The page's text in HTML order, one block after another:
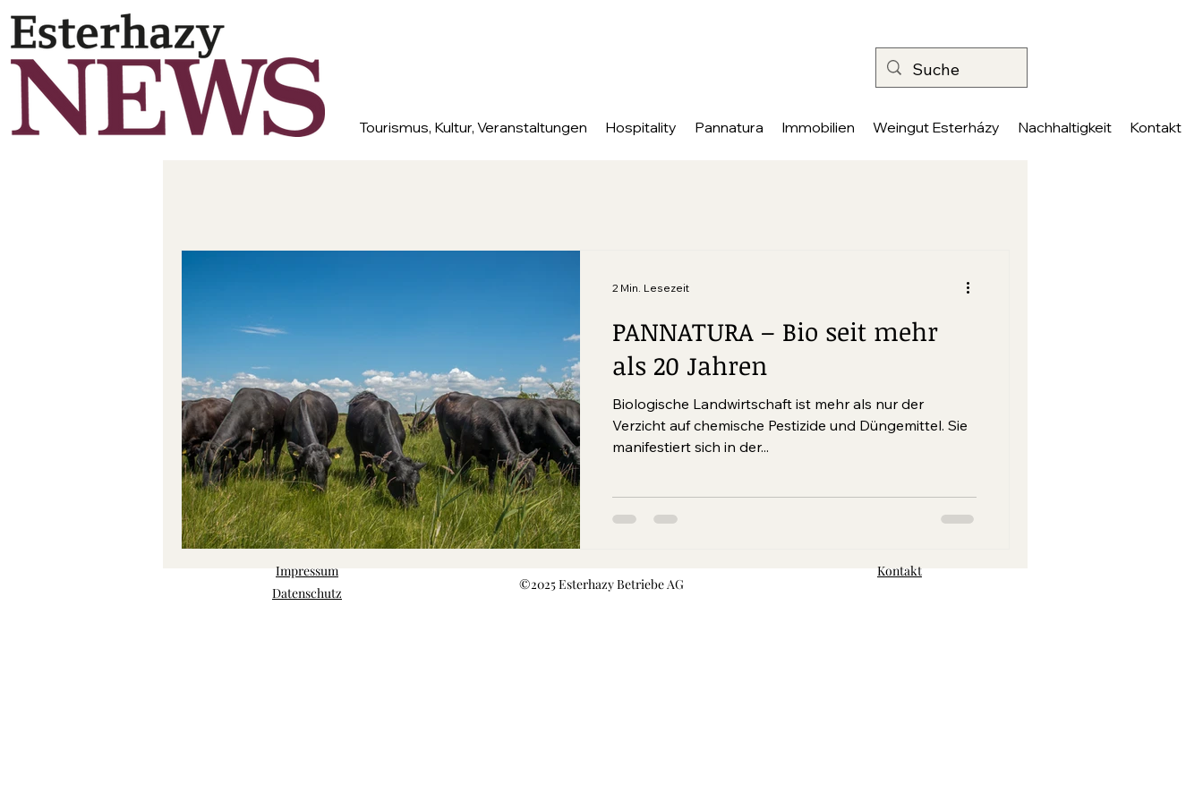
Tourismus, Kultur, Veranstaltungen Hospitality Pannatura Immobilien Weingut Esterházy Nachhaltigkeit Kontakt
PANNATURA – Bio seit mehr
als 20 Jahren
Biologische Landwirtschaft ist mehr als nur der
Verzicht auf chemische Pestizide und Düngemittel. Sie
manifestiert sich in der...
2 Min. Lesezeit
Impressum
Datenschutz
©2025 Esterhazy Betriebe AG
Kontakt